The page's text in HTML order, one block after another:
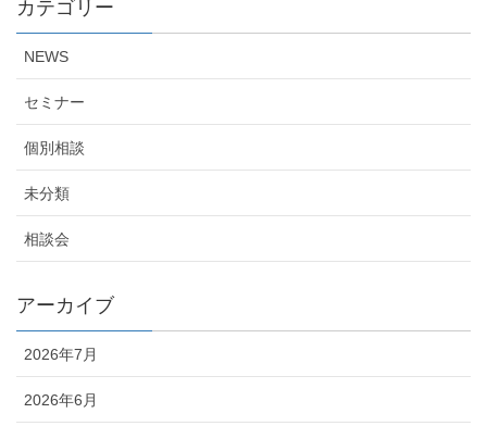
カテゴリー
NEWS
セミナー
個別相談
未分類
相談会
アーカイブ
2026年7月
2026年6月